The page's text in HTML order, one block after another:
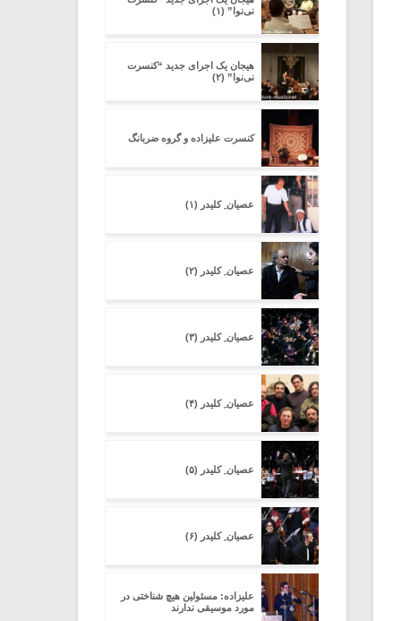
نی‌نوا” (۱)
هیجان یک اجرای جدید “کنسرت
نی‌نوا” (۲)
کنسرت علیزاده و گروه ضربانگ
عصیان ِ کلیدر (۱)
عصیان ِ کلیدر (۲)
عصیان ِ کلیدر (۳)
عصیان ِ کلیدر (۴)
عصیان ِ کلیدر (۵)
عصیان ِ کلیدر (۶)
علیزاده: مسئولین هیچ شناختی در
مورد موسیقی ندارند